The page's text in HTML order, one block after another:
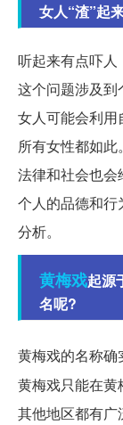
女人“渣”起
听起来有点吓人
这个问题涉及
女人可能会利
所有女性都如此
法律和社会也
个人的品德和
分析。
黄梅戏起源
名呢?
黄梅戏的名称确
黄梅戏只能在
其他地区都有